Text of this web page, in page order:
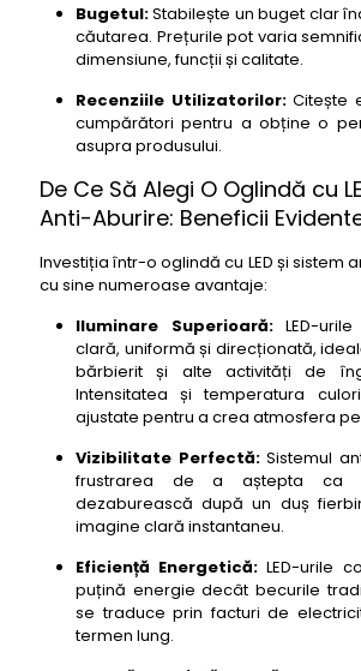
Bugetul:Stabilește un buget clar
căutarea. Prețurile pot varia
dimensiune, funcții și calitate.
Recenziile Utilizatorilor:Citește
cumpărători pentru a obține o
asupra produsului.
De Ce Să Alegi O Oglindă cu
Anti-Aburire: Beneficii
Investiția într-o oglindă cu LED și sistem
cu sine numeroase avantaje:
Iluminare Superioară:LED-
clară, uniformă și direcționată,
bărbierit și alte activități de
Intensitatea și temperatura
ajustate pentru a crea atmosfera
Vizibilitate Perfectă:Sistemul
frustrarea de a aștepta ca
dezaburească după un duș
imagine clară instantaneu.
Eficiență Energetică: LED-urile
puțină energie decât becurile
se traduce prin facturi de
termen lung.